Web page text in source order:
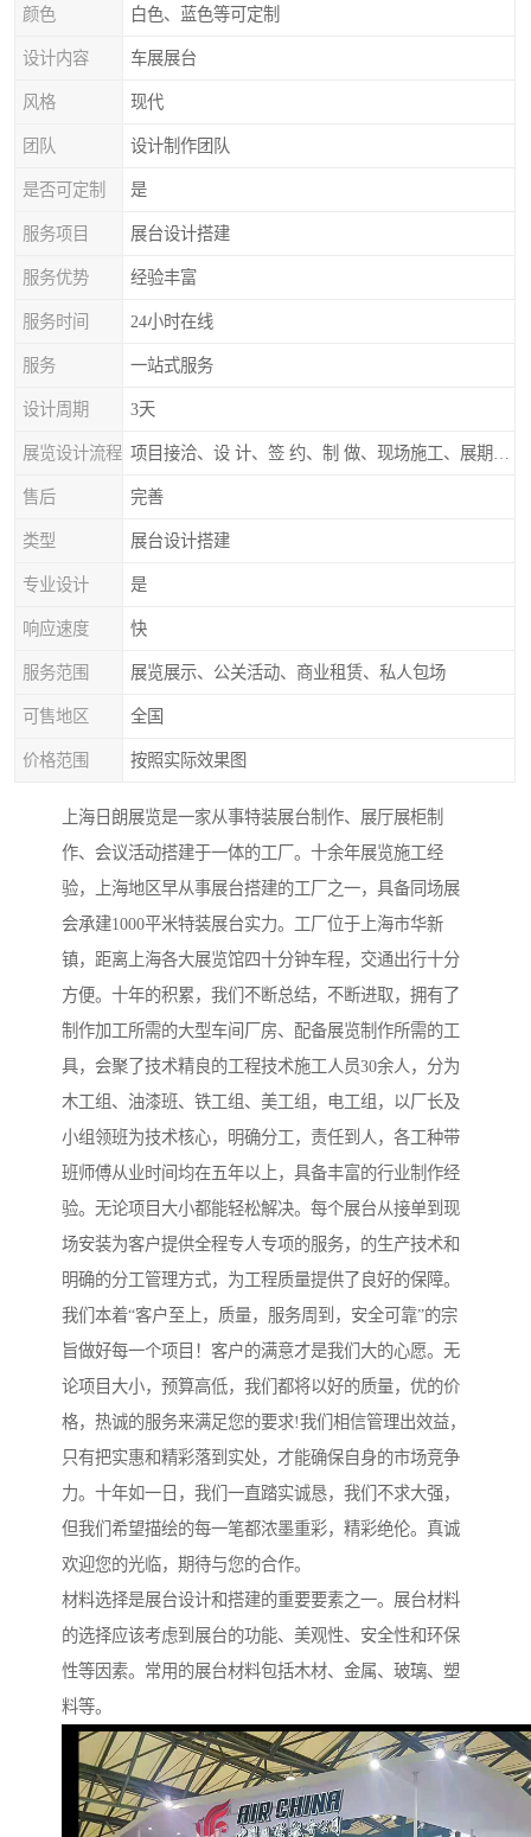
颜色 白色、蓝色等可定制
设计内容 车展展台
风格 现代
团队 设计制作团队
是否可定制 是
服务项目 展台设计搭建
服务优势 经验丰富
服务时间 24小时在线
服务 一站式服务
设计周期 3天
展览设计流程
售后 完善
类型 展台设计搭建
专业设计 是
响应速度 快
服务范围 展览展示、公关活动、商业租赁、私人包场
可售地区 全国
价格范围 按照实际效果图
上海日朗展览是一家从事特装展台制作、展厅展柜制
作、会议活动搭建于一体的工厂。十余年展览施工经
验，上海地区早从事展台搭建的工厂之一，具备同场展
会承建1000平米特装展台实力。工厂位于上海市华新
镇，距离上海各大展览馆四十分钟车程，交通出行十分
方便。十年的积累，我们不断总结，不断进取，拥有了
制作加工所需的大型车间厂房、配备展览制作所需的工
具，会聚了技术精良的工程技术施工人员30余人，分为
木工组、油漆班、铁工组、美工组，电工组，以厂长及
小组领班为技术核心，明确分工，责任到人，各工种带
班师傅从业时间均在五年以上，具备丰富的行业制作经
验。无论项目大小都能轻松解决。每个展台从接单到现
场安装为客户提供全程专人专项的服务，的生产技术和
明确的分工管理方式，为工程质量提供了良好的保障。
我们本着“客户至上，质量，服务周到，安全可靠”的宗
旨做好每一个项目！客户的满意才是我们大的心愿。无
论项目大小，预算高低，我们都将以好的质量，优的价
格，热诚的服务来满足您的要求!我们相信管理出效益，
只有把实惠和精彩落到实处，才能确保自身的市场竞争
力。十年如一日，我们一直踏实诚恳，我们不求大强，
但我们希望描绘的每一笔都浓墨重彩，精彩绝伦。真诚
欢迎您的光临，期待与您的合作。
材料选择是展台设计和搭建的重要要素之一。展台材料
的选择应该考虑到展台的功能、美观性、安全性和环保
性等因素。常用的展台材料包括木材、金属、玻璃、塑
料等。